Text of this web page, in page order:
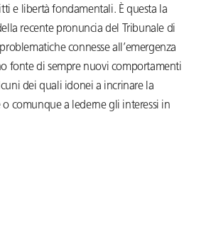
e libertà fondamentali. È questa la
recente pronuncia del Tribunale di
problematiche connesse all’emergenza
fonte di sempre nuovi comportamenti
dei quali idonei a incrinare la
comunque a lederne gli interessi in